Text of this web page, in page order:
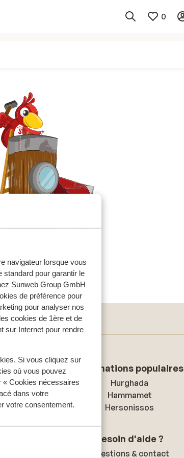
navigateur lorsque vous
pour garantir le
Sunweb Group GmbH
de préférence pour
pour analyser nos
cookies de 1ère et de
sur Internet pour rendre
Si vous cliquez sur
où vous pouvez
« Cookies nécessaires
dans votre
votre consentement.
0
Destinations populaires
Hurghada
Hammamet
Hersonissos
Besoin d'aide ?
Questions & contact